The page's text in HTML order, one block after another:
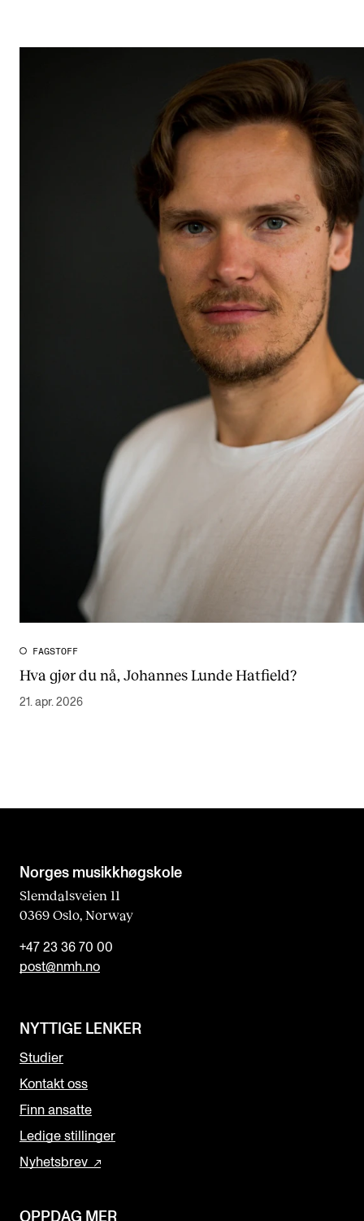
FAGSTOFF
Hva gjør du nå, Johannes Lunde Hatfield?
21. apr. 2026
Norges musikk­høgskole
Slemdalsveien 11
0369 Oslo, Norway
+47 23 36 70 00
post@nmh.no
NYTTIGE LENKER
Studier
Kontakt oss
Finn ansatte
Ledige stillinger
Nyhetsbrev
OPPDAG MER